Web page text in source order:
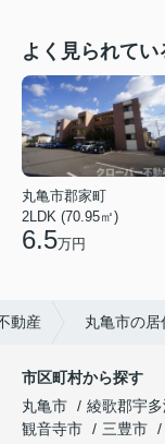
よく見られてい
丸亀市郡家町
2LDK (70.95㎡)
6.5万円
動産 丸亀市の
市区町村から探す
丸亀市
綾歌郡宇
観音寺市
三豊市